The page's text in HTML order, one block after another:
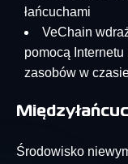
łańcuchami
VeChain
pomocą
zasobów w
Środowisko